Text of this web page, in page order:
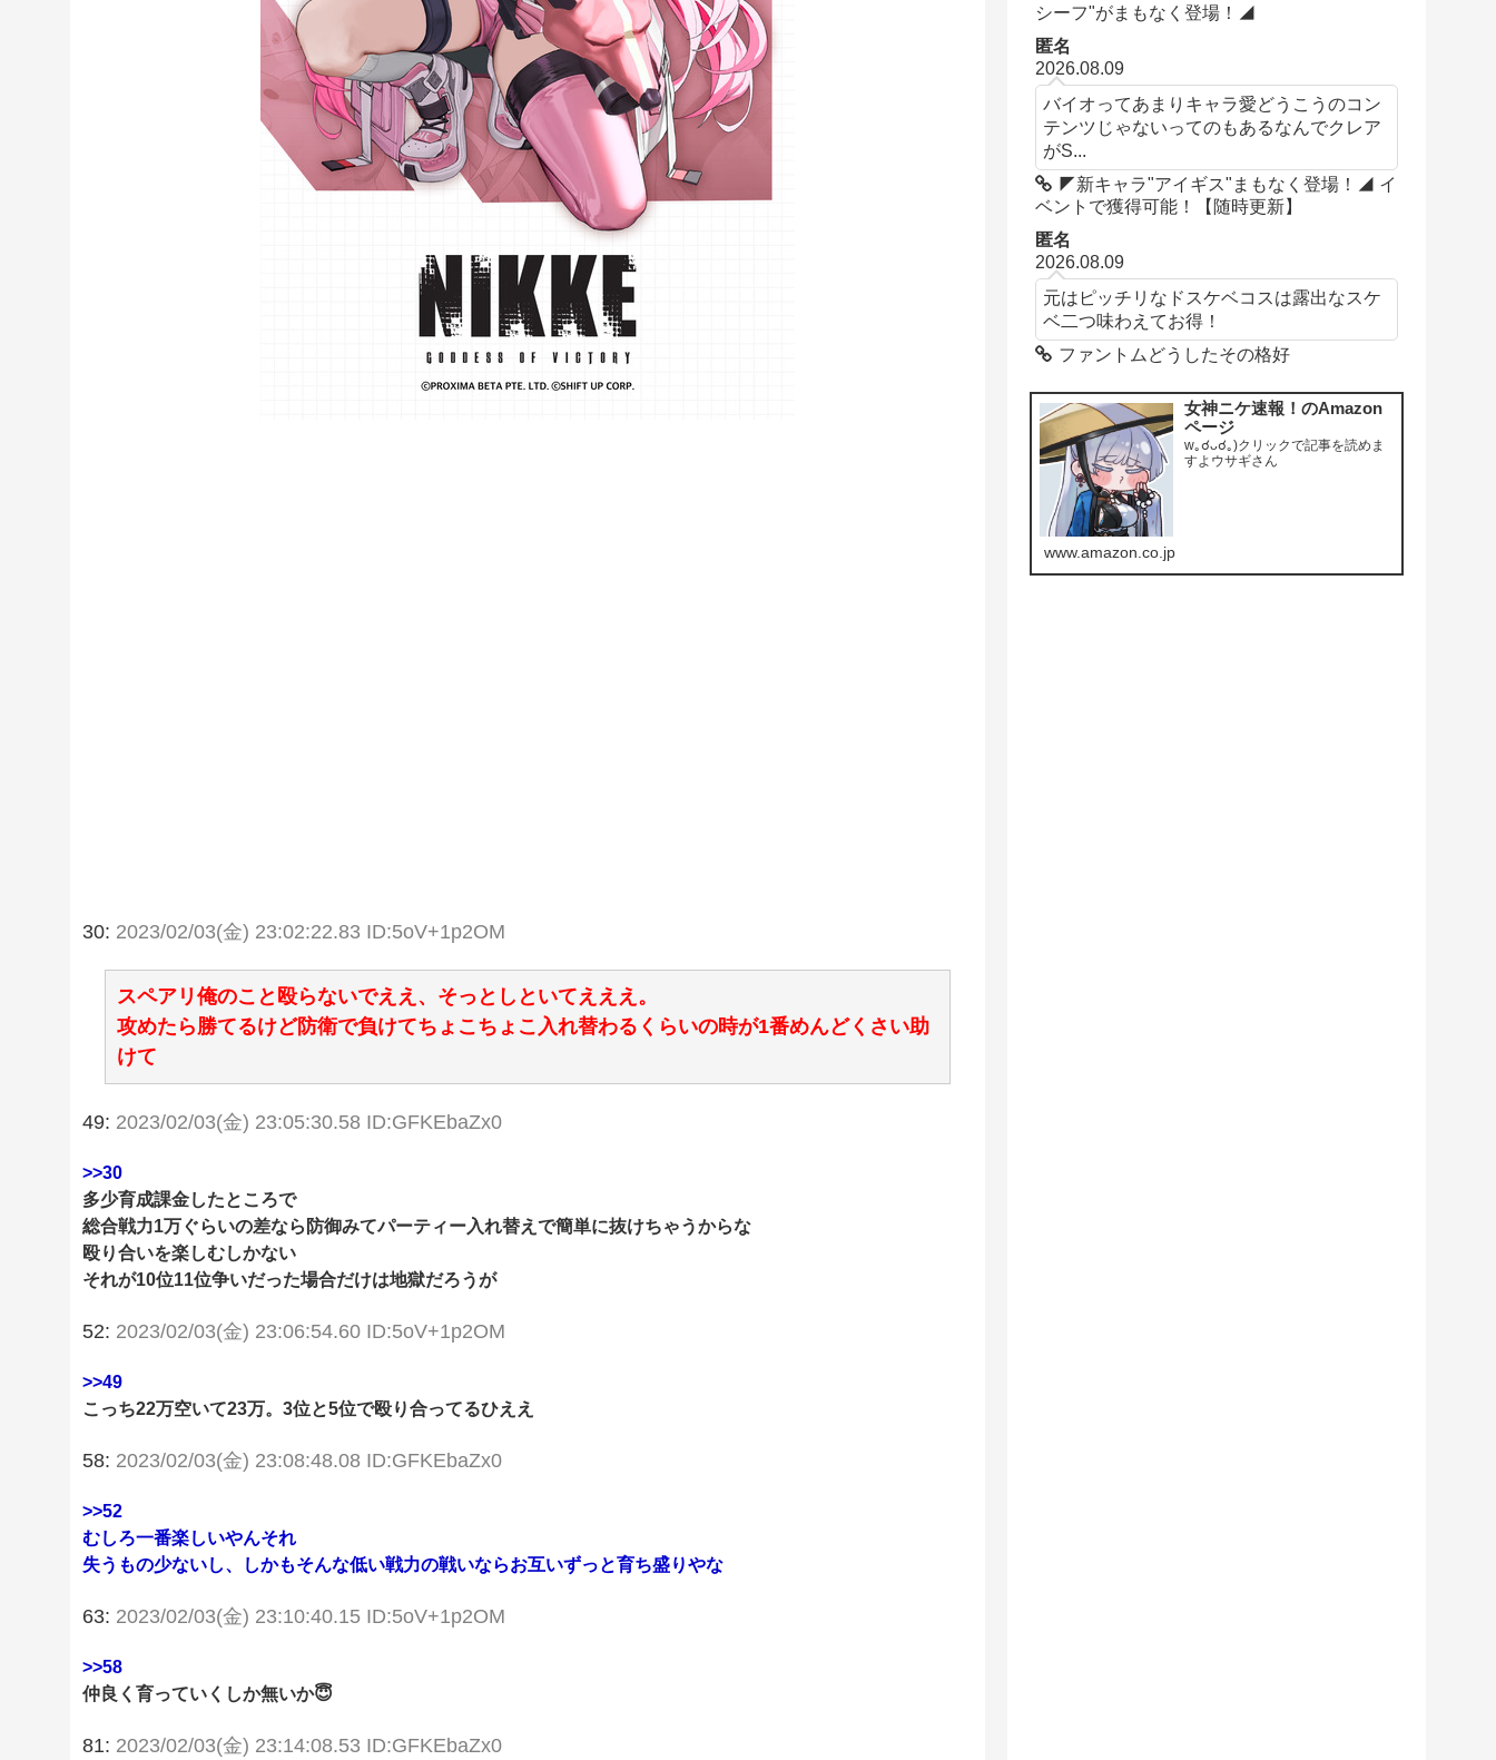
30: 2023/02/03(金) 23:02:22.83 ID:5oV+1p2OM
スペアリ俺のこと殴らないでええ、そっとしといてえええ。
攻めたら勝てるけど防衛で負けてちょこちょこ入れ替わるくらいの時が1番めんどくさい助
けて
49: 2023/02/03(金) 23:05:30.58 ID:GFKEbaZx0
>>30
多少育成課金したところで
総合戦力1万ぐらいの差なら防御みてパーティー入れ替えで簡単に抜けちゃうからな
殴り合いを楽しむしかない
それが10位11位争いだった場合だけは地獄だろうが
52: 2023/02/03(金) 23:06:54.60 ID:5oV+1p2OM
>>49
こっち22万空いて23万。3位と5位で殴り合ってるひええ
58: 2023/02/03(金) 23:08:48.08 ID:GFKEbaZx0
>>52
むしろ一番楽しいやんそれ
失うもの少ないし、しかもそんな低い戦力の戦いならお互いずっと育ち盛りやな
63: 2023/02/03(金) 23:10:40.15 ID:5oV+1p2OM
>>58
仲良く育っていくしか無いか😇
81: 2023/02/03(金) 23:14:08.53 ID:GFKEbaZx0
シーフ"がまもなく登場！◢
匿名
2026.08.09
バイオってあまりキャラ愛どうこうのコン
テンツじゃないってのもあるなんでクレア
がS...
◤新キャラ"アイギス"まもなく登場！◢ イ
ベントで獲得可能！【随時更新】
匿名
2026.08.09
元はピッチリなドスケベコスは露出なスケ
ベ二つ味わえてお得！
ファントムどうしたその格好
女神ニケ速報！のAmazon
ページ
w｡☌ᴗ☌｡)クリックで記事を読めま
すよウサギさん
www.amazon.co.jp